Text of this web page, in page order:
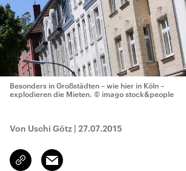
Besonders in Großstädten – wie hier in Köln –
explodieren die Mieten. © imago stock&people
Von Uschi Götz | 27.07.2015
Link
kopieren/teilen
Email